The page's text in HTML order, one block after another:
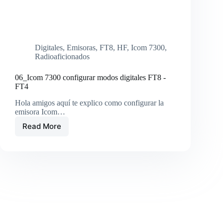
Digitales, Emisoras, FT8, HF, Icom 7300,
Radioaficionados
06_Icom 7300 configurar modos digitales FT8 -
FT4
Hola amigos aquí te explico como configurar la
emisora Icom…
Read More
06_Icom